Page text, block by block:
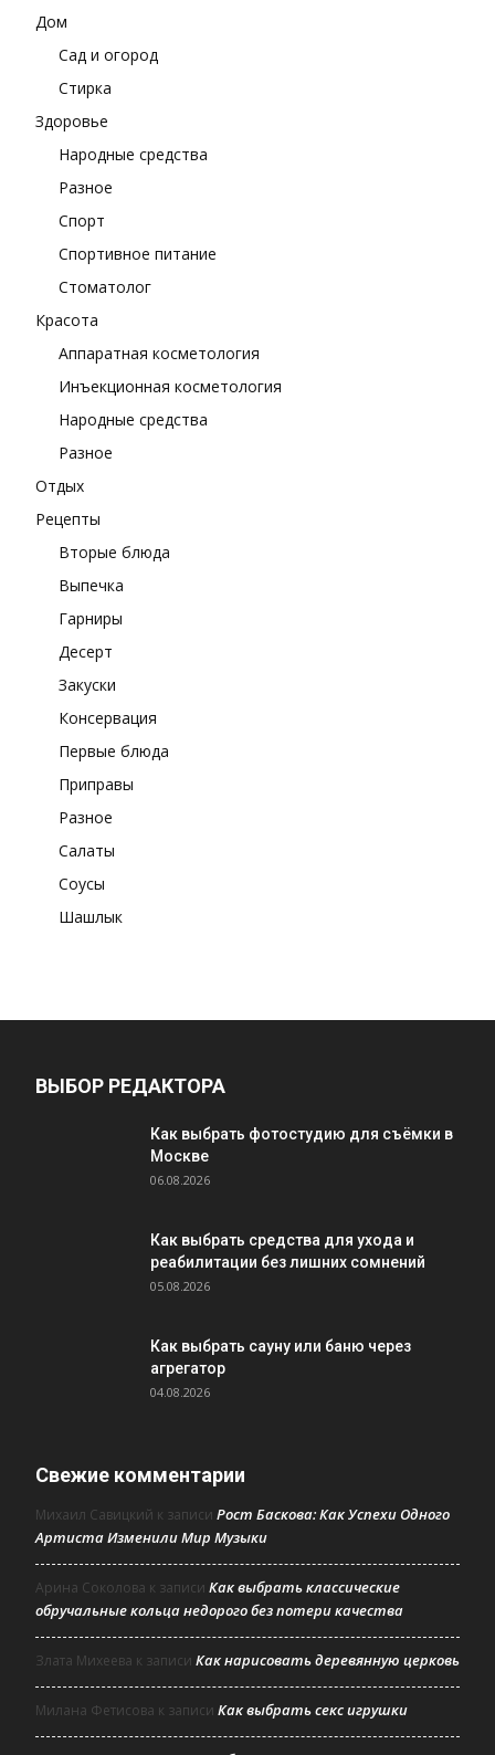
Дом
Сад и огород
Стирка
Здоровье
Народные средства
Разное
Спорт
Спортивное питание
Стоматолог
Красота
Аппаратная косметология
Инъекционная косметология
Народные средства
Разное
Отдых
Рецепты
Вторые блюда
Выпечка
Гарниры
Десерт
Закуски
Консервация
Первые блюда
Приправы
Разное
Салаты
Соусы
Шашлык
ВЫБОР РЕДАКТОРА
Как выбрать фотостудию для съёмки в
Москве
06.08.2026
Как выбрать средства для ухода и
реабилитации без лишних сомнений
05.08.2026
Как выбрать сауну или баню через
агрегатор
04.08.2026
Свежие комментарии
Михаил Савицкий к записи Рост Баскова: Как Успехи Одного
Артиста Изменили Мир Музыки
Арина Соколова к записи Как выбрать классические
обручальные кольца недорого без потери качества
Злата Михеева к записи Как нарисовать деревянную церковь
Милана Фетисова к записи Как выбрать секс игрушки